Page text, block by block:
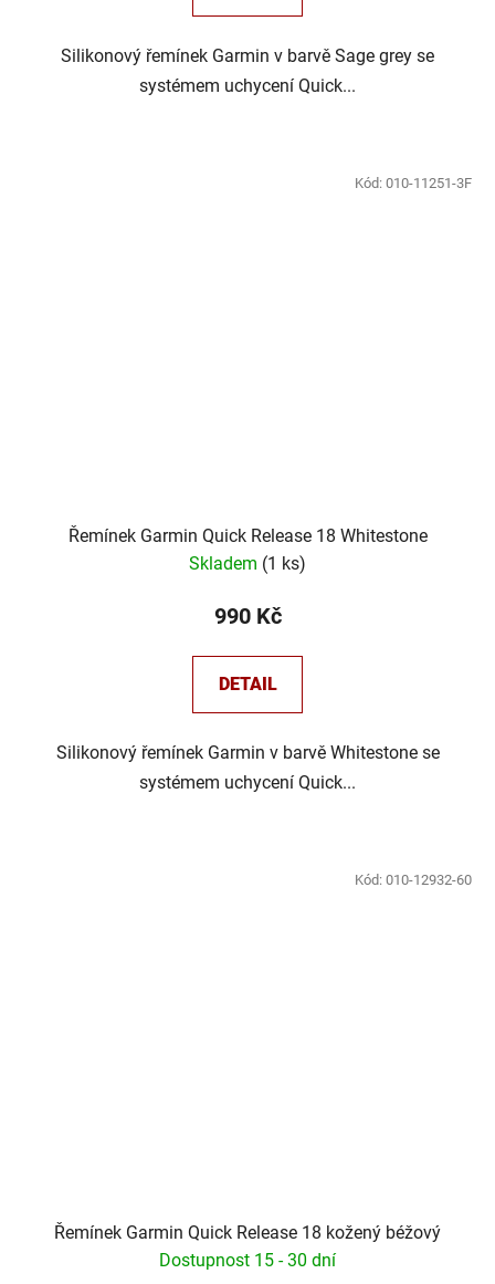
Silikonový řemínek Garmin v barvě Sage grey se
systémem uchycení Quick...
Řemínek Garmin Quick Release 18 Whitestone
Skladem (1 ks)
990 Kč
DETAIL
Silikonový řemínek Garmin v barvě Whitestone se
systémem uchycení Quick...
Kód: 010-11251-3F
Řemínek Garmin Quick Release 18 kožený béžový
Dostupnost 15 - 30 dní
Kód: 010-12932-60